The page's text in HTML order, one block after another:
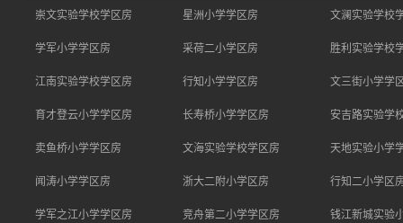
崇文实验学校学区房 星洲小学学区房 文澜实验学校
学军小学学区房 采荷二小学区房 胜利实验学校
江南实验学校学区房 行知小学学区房 文三街小学学
育才登云小学学区房 长寿桥小学学区房 安吉路实验学
卖鱼桥小学学区房 文海实验学校学区房 天地实验小学
闻涛小学学区房 浙大二附小学区房 行知二小学区
学军之江小学学区房 竞舟第二小学学区房 钱江新城实验